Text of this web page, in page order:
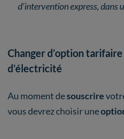
d’intervention express, dans
Changer d’option
d’électricité
Au moment desouscrire
vous devrez choisir une